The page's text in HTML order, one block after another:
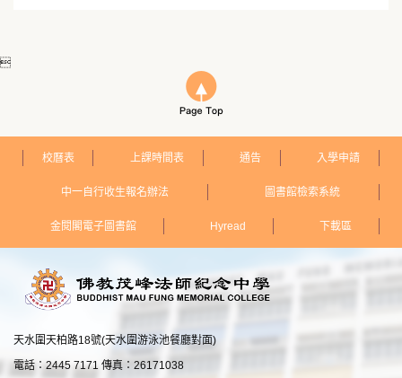

校曆表 上課時間表 通告 入學申請
中一自行收生報名辦法 圖書館檢索系統
金閱閣電子圖書館 Hyread 下載區
天水圍天柏路18號(天水圍游泳池餐廳對面)
電話：2445 7171 傳真：26171038